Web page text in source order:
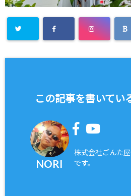
この記事を書いてい
NORI
株式会社ごんた
です。